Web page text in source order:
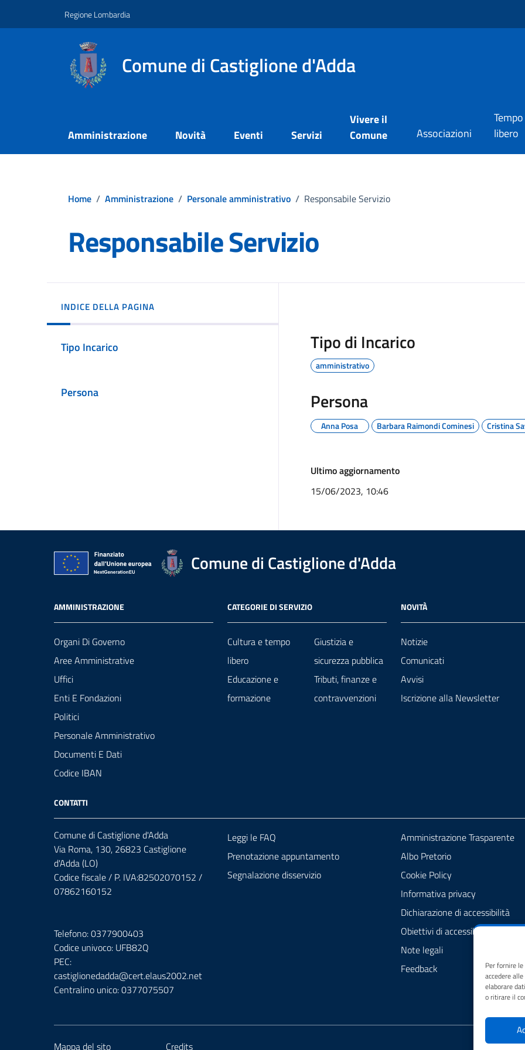
Per fornire
accedere
elaborare
o ritirare il
Regione Lombardia
Comune di Castiglione d'Adda
Amministrazione Novità Eventi Servizi
Vivere il
Comune
Associazioni
Tempo
libero
Home / Amministrazione / Personale amministrativo / Responsabile Servizio
Responsabile Servizio
INDICE DELLA PAGINA
Tipo Incarico
Persona
Tipo di Incarico
amministrativo
Persona
Anna Posa Barbara Raimondi Cominesi Cristina
Ultimo aggiornamento
15/06/2023, 10:46
Comune di Castiglione d'Adda
AMMINISTRAZIONE
Organi Di Governo
Aree Amministrative
Uffici
Enti E Fondazioni
Politici
Personale Amministrativo
Documenti E Dati
Codice IBAN
CATEGORIE DI SERVIZIO
Cultura e tempo
libero
Educazione e
formazione
Giustizia e
sicurezza pubblica
Tributi, finanze e
contravvenzioni
NOVITÀ
Notizie
Comunicati
Avvisi
Iscrizione alla Newsletter
CONTATTI
Comune di Castiglione d'Adda
Via Roma, 130, 26823 Castiglione
d'Adda (LO)
Codice fiscale / P. IVA:82502070152 /
07862160152
Telefono: 0377900403
Codice univoco: UFB82Q
PEC:
castiglionedadda@cert.elaus2002.net
Centralino unico: 0377075507
Leggi le FAQ
Prenotazione appuntamento
Segnalazione disservizio
Amministrazione Trasparente
Albo Pretorio
Cookie Policy
Informativa privacy
Dichiarazione di accessibilità
Obiettivi di accessibilità
Note legali
Feedback
Mappa del sito Credits